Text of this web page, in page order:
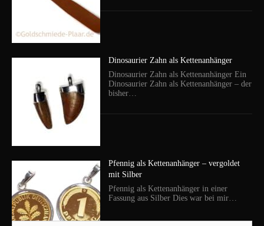
Dinosaurier Zahn als Kettenanhänger
Dinosaurier Zahn als Kettenanhänger Ein
Dinosaurier Zahn als Kettenanhänger – der
bisher…
Pfennig als Kettenanhänger – vergoldet
mit Silber
Pfennig als Kettenanhänger in einer
Fassung aus Silber Dies war bei mir…